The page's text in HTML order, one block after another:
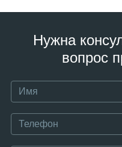
Нужна
вопрос